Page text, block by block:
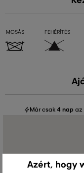
MOSÁS FEHÉRÍTÉS
Már csak 4 nap az
Azért, hogy